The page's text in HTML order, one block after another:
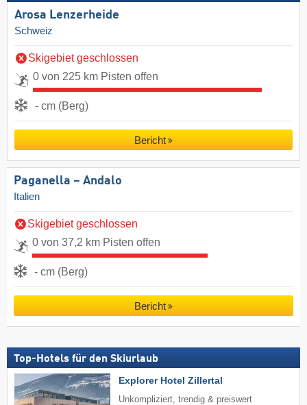
Arosa Lenzerheide
Schweiz
Skigebiet geschlossen
0 von 225 km Pisten offen
- cm (Berg)
Bericht
Paganella – Andalo
Italien
Skigebiet geschlossen
0 von 37,2 km Pisten offen
- cm (Berg)
Bericht
Top-Hotels für den Skiurlaub
Explorer Hotel Zillertal
Unkompliziert, trendig & preiswert